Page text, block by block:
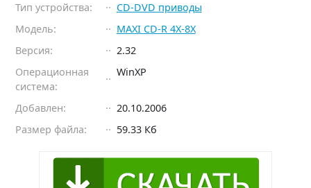
Тип устройства:
CD-DVD приводы
Модель:
MAXI CD-R 4X-8X
Версия:
2.32
Операционная
система:
WinXP
Добавлен:
20.10.2006
Размер файла:
59.33 Кб